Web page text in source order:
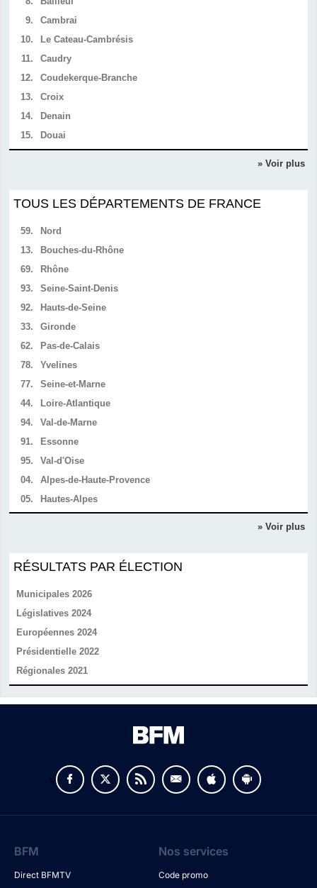
9.
Cambrai
10.
Le Cateau-Cambrésis
11.
Caudry
12.
Coudekerque-Branche
13.
Croix
14.
Denain
15.
Douai
» Voir plus
TOUS LES DÉPARTEMENTS DE FRANCE
59.
Nord
13.
Bouches-du-Rhône
69.
Rhône
93.
Seine-Saint-Denis
92.
Hauts-de-Seine
33.
Gironde
62.
Pas-de-Calais
78.
Yvelines
77.
Seine-et-Marne
44.
Loire-Atlantique
94.
Val-de-Marne
91.
Essonne
95.
Val-d'Oise
04.
Alpes-de-Haute-Provence
05.
Hautes-Alpes
» Voir plus
RÉSULTATS PAR ÉLECTION
Municipales 2026
Législatives 2024
Européennes 2024
Présidentielle 2022
Régionales 2021
v
BFM
Direct BFMTV
Nos services
Code promo